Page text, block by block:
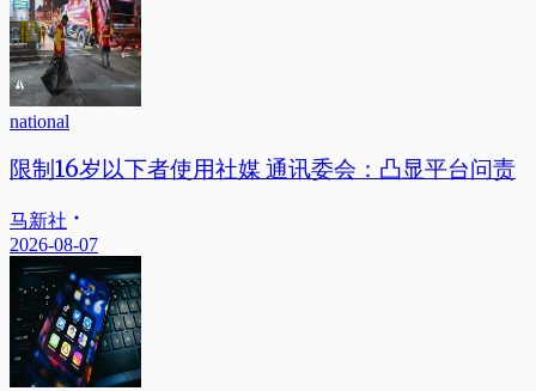
national
限制16岁以下者使用社媒 通讯委会：凸显平台问责
马新社
2026-08-07